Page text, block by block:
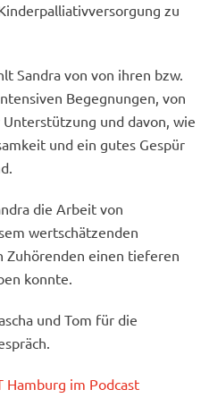
zu
Sandra von von ihren bzw.
Begegnungen, von
und davon, wie
und ein gutes Gespür
die Arbeit von
wertschätzenden
Zuhörenden einen tieferen
konnte.
und Tom für die
Hamburg im Podcast